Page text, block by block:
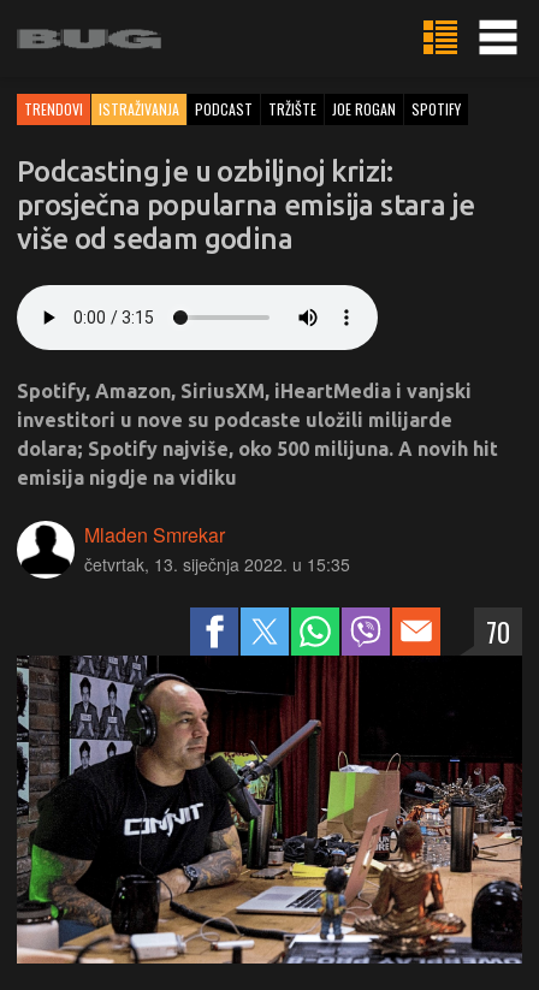
TRENDOVI ISTRAŽIVANJA PODCAST TRŽIŠTE JOE ROGAN SPOTIFY
Podcasting je u ozbiljnoj krizi:
prosječna popularna emisija stara je
više od sedam godina
Spotify, Amazon, SiriusXM, iHeartMedia i vanjski
investitori u nove su podcaste uložili milijarde
dolara; Spotify najviše, oko 500 milijuna. A novih hit
emisija nigdje na vidiku
Mladen Smrekar
četvrtak, 13. siječnja 2022. u 15:35
70